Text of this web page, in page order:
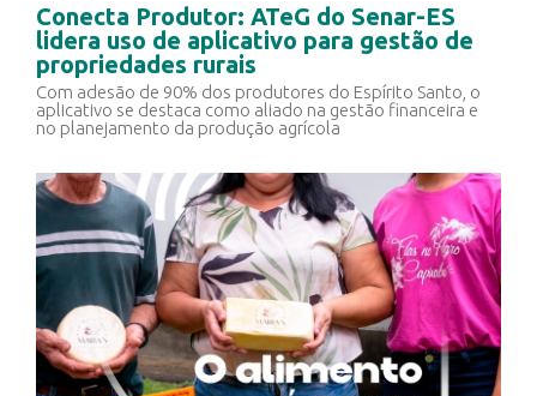
Conecta Produtor: ATeG do Senar-ES
lidera uso de aplicativo para gestão de
propriedades rurais
Com adesão de 90% dos produtores do Espírito Santo, o
aplicativo se destaca como aliado na gestão financeira e
no planejamento da produção agrícola